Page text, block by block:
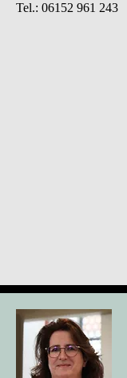
Tel.: 06152 961 243